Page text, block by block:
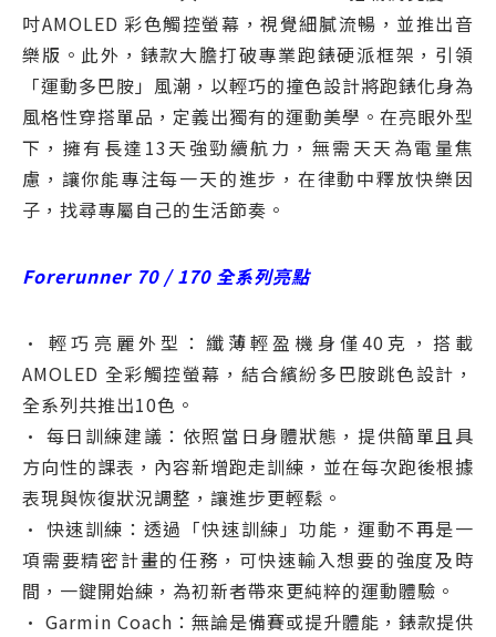
吋AMOLED 彩色觸控螢幕，視覺細膩流暢，並推出音
樂版。此外，錶款大膽打破專業跑錶硬派框架，引領
「運動多巴胺」風潮，以輕巧的撞色設計將跑錶化身為
風格性穿搭單品，定義出獨有的運動美學。在亮眼外型
下，擁有長達13天強勁續航力，無需天天為電量焦
慮，讓你能專注每一天的進步，在律動中釋放快樂因
子，找尋專屬自己的生活節奏。
Forerunner 70 / 170 全系列亮點
• 輕巧亮麗外型：纖薄輕盈機身僅40克，搭載
AMOLED 全彩觸控螢幕，結合繽紛多巴胺跳色設計，
全系列共推出10色。
• 每日訓練建議：依照當日身體狀態，提供簡單且具
方向性的課表，內容新增跑走訓練，並在每次跑後根據
表現與恢復狀況調整，讓進步更輕鬆。
• 快速訓練：透過「快速訓練」功能，運動不再是一
項需要精密計畫的任務，可快速輸入想要的強度及時
間，一鍵開始練，為初新者帶來更純粹的運動體驗。
• Garmin Coach：無論是備賽或提升體能，錶款提供